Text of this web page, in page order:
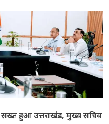
हुआ उत्तराखंड, मुख्य सचिव